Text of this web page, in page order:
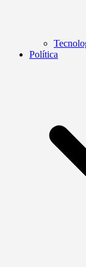
Política